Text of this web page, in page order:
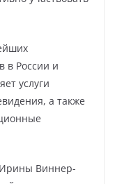
в России и
услуги
а также
Ирины Виннер-